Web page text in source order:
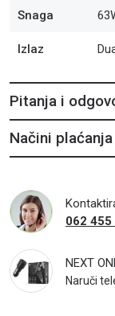
Snaga
Izlaz
Pitanja i
Načini plaćanja
062 455
NEXT
Naruči